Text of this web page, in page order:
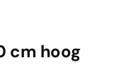
cm hoog